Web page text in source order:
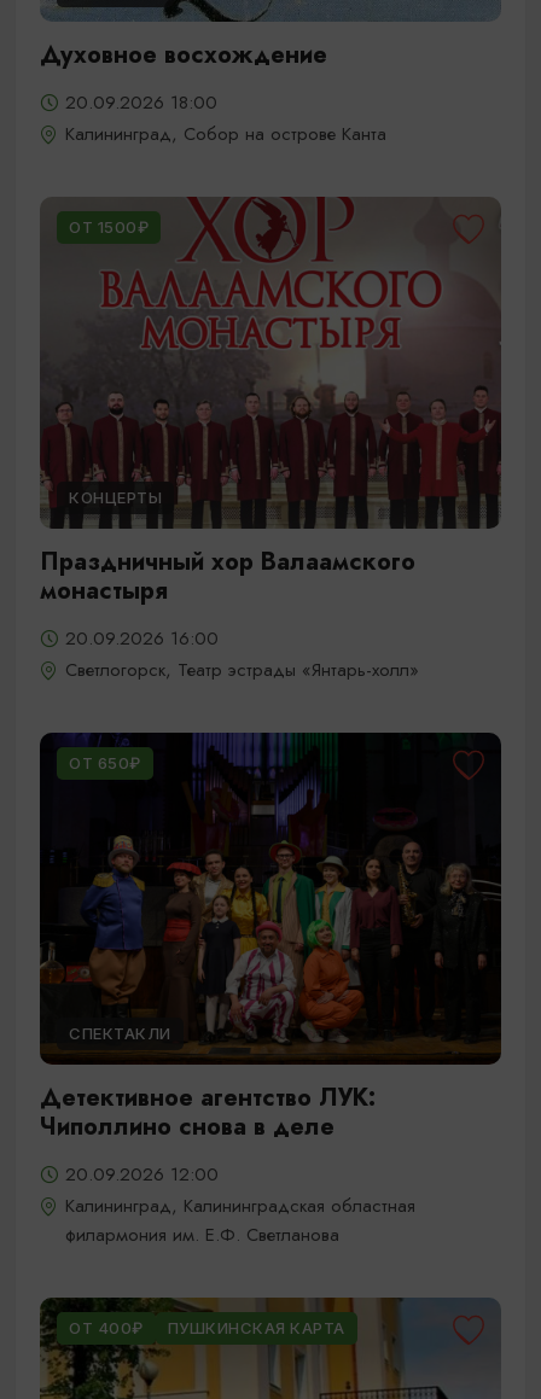
Духовное восхождение
20.09.2026 18:00
Калининград, Собор на острове Канта
ОТ 1500₽
КОНЦЕРТЫ
Праздничный хор Валаамского
монастыря
20.09.2026 16:00
Светлогорск, Театр эстрады «Янтарь-холл»
ОТ 650₽
СПЕКТАКЛИ
Детективное агентство ЛУК:
Чиполлино снова в деле
20.09.2026 12:00
Калининград, Калининградская областная
филармония им. Е.Ф. Светланова
ОТ 400₽ ПУШКИНСКАЯ КАРТА